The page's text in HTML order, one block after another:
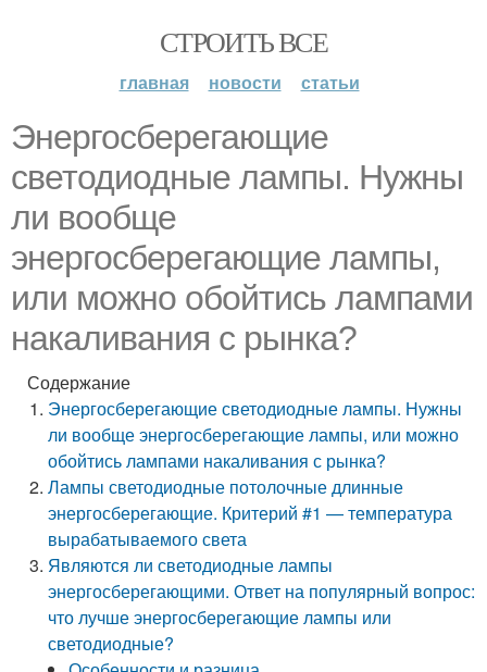
СТРОИТЬ ВСЕ
главная новости статьи
Энергосберегающие
светодиодные лампы. Нужны
ли вообще
энергосберегающие лампы,
или можно обойтись лампами
накаливания с рынка?
Содержание
Энергосберегающие светодиодные лампы. Нужны
ли вообще энергосберегающие лампы, или можно
обойтись лампами накаливания с рынка?
Лампы светодиодные потолочные длинные
энергосберегающие. Критерий #1 — температура
вырабатываемого света
Являются ли светодиодные лампы
энергосберегающими. Ответ на популярный вопрос:
что лучше энергосберегающие лампы или
светодиодные?